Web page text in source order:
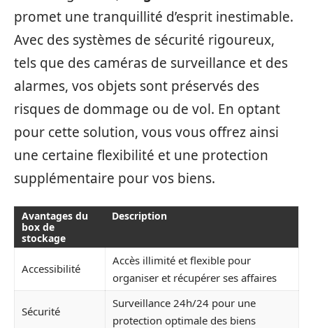
promet une tranquillité d’esprit inestimable.
Avec des systèmes de sécurité rigoureux,
tels que des caméras de surveillance et des
alarmes, vos objets sont préservés des
risques de dommage ou de vol. En optant
pour cette solution, vous vous offrez ainsi
une certaine flexibilité et une protection
supplémentaire pour vos biens.
Avantages du
box de
stockage
Description
Accessibilité
Accès illimité et flexible pour
organiser et récupérer ses affaires
Sécurité
Surveillance 24h/24 pour une
protection optimale des biens